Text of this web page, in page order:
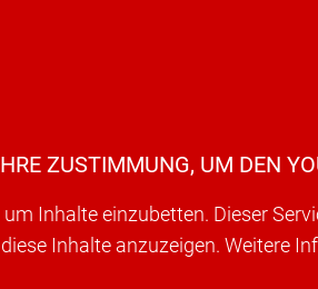
ZUSTIMMUNG, UM DEN
um Inhalte einzubetten. Dieser
Inhalte anzuzeigen. Weitere